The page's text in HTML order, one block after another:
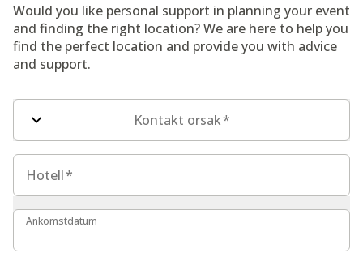
Would you like personal support in planning your event
and finding the right location? We are here to help you
find the perfect location and provide you with advice
and support.
Fält i kontaktformulär
Kontakt orsak*
Hotell
Hotell*
Ankomstdatum
Ankomstdatum